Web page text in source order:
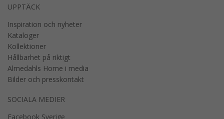
UPPTÄCK
Inspiration och nyheter
Kataloger
Kollektioner
Hållbarhet på riktigt
Almedahls Home i media
Bilder och presskontakt
SOCIALA MEDIER
Facebook Sverige